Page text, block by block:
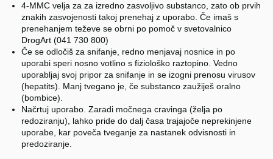
4-MMC velja za za izredno zasvoljivo substanco, zato ob prvih
znakih zasvojenosti takoj prenehaj z uporabo. Če imaš s
prenehanjem teževe se obrni po pomoč v svetovalnico
DrogArt (041 730 800)
Če se odločiš za snifanje, redno menjavaj nosnice in po
uporabi speri nosno votlino s fiziološko raztopino. Vedno
uporabljaj svoj pripor za snifanje in se izogni prenosu virusov
(hepatits). Manj tvegano je, če substanco zaužiješ oralno
(bombice).
Načrtuj uporabo. Zaradi močnega cravinga (želja po
redoziranju), lahko pride do dalj časa trajajoče neprekinjene
uporabe, kar poveča tveganje za nastanek odvisnosti in
predoziranje.